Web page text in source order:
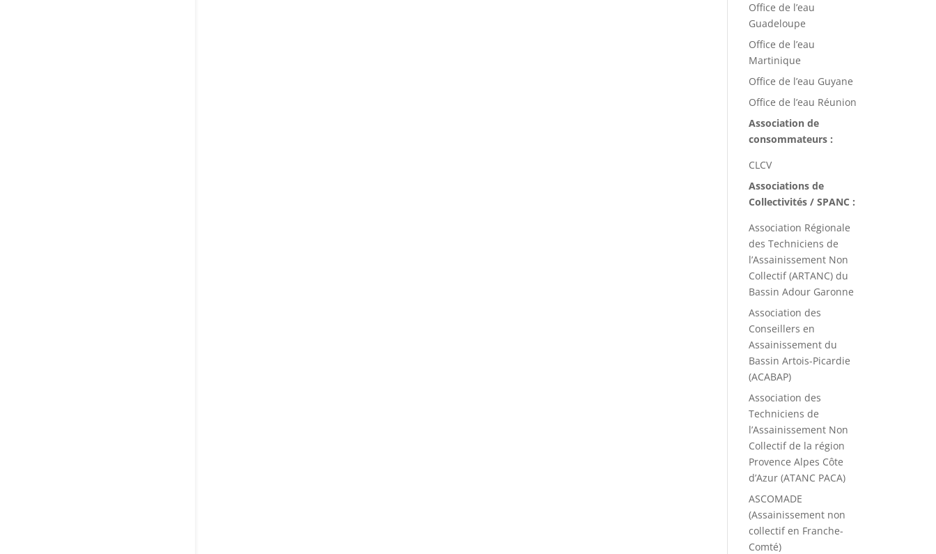
Office de l’eau
Guadeloupe
Office de l’eau
Martinique
Office de l’eau Guyane
Office de l’eau Réunion
Association de
consommateurs :
CLCV
Associations de
Collectivités / SPANC :
Association Régionale
des Techniciens de
l’Assainissement Non
Collectif (ARTANC) du
Bassin Adour Garonne
Association des
Conseillers en
Assainissement du
Bassin Artois-Picardie
(ACABAP)
Association des
Techniciens de
l’Assainissement Non
Collectif de la région
Provence Alpes Côte
d’Azur (ATANC PACA)
ASCOMADE
(Assainissement non
collectif en Franche-
Comté)